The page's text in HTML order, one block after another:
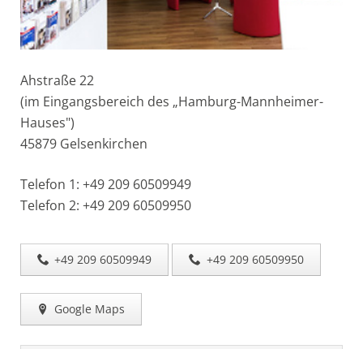
Ahstraße 22
(im Eingangsbereich des „Hamburg-Mannheimer-
Hauses")
45879 Gelsenkirchen
Telefon 1: +49 209 60509949
Telefon 2: +49 209 60509950
+49 209 60509949 +49 209 60509950
Google Maps